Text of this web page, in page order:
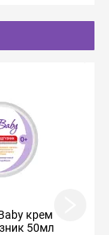
крем
50мл